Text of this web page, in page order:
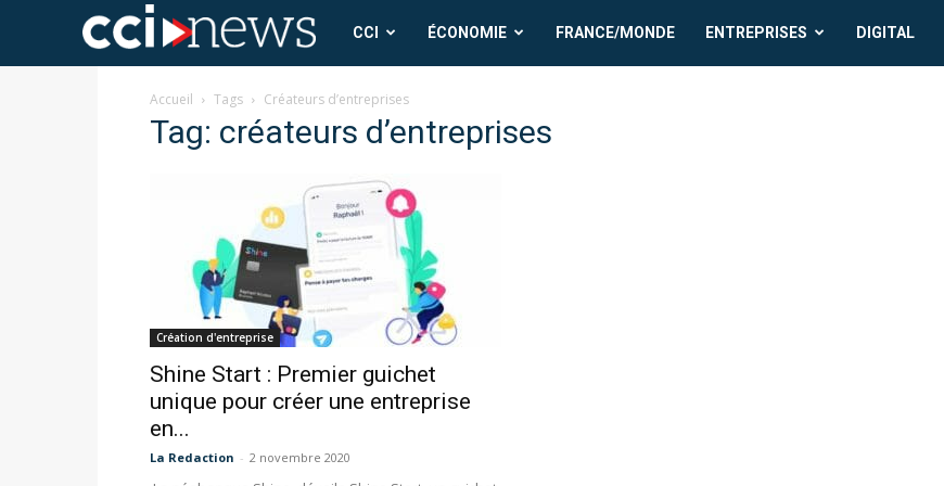
CCI
News
CCI ÉCONOMIE FRANCE/MONDE ENTREPRISES DIGITAL
Accueil Tags Créateurs d’entreprises
Tag: créateurs d’entreprises
Création d'entreprise
Shine Start : Premier guichet
unique pour créer une entreprise
en...
La Redaction - 2 novembre 2020